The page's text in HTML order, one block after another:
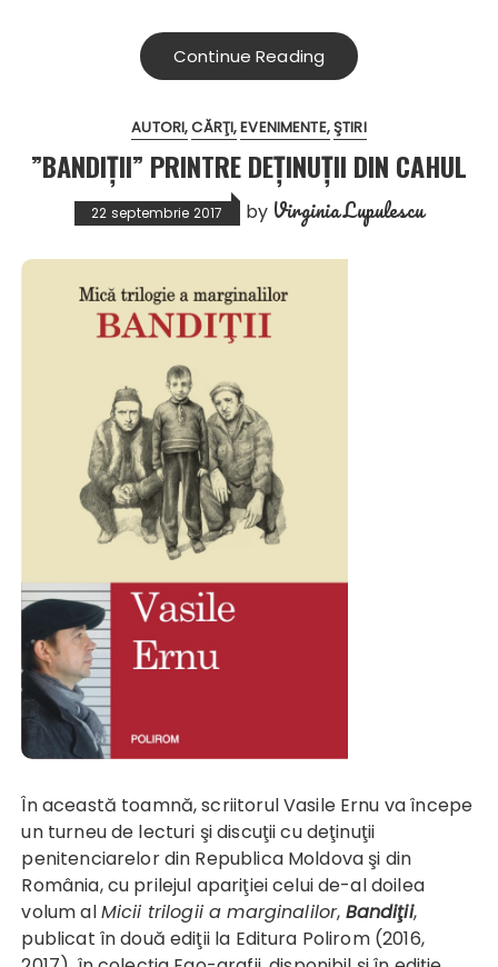
Continue Reading
AUTORI CĂRŢI EVENIMENTE ŞTIRI
”BANDIŢII” PRINTRE DEŢINUŢII DIN CAHUL
22 septembrie 2017 by Virginia Lupulescu
În această toamnă, scriitorul Vasile Ernu va începe
un turneu de lecturi şi discuţii cu deţinuţii
penitenciarelor din Republica Moldova şi din
România, cu prilejul apariţiei celui de-al doilea
volum alMicii trilogii a marginalilor, Bandiţii,
publicat în două ediţii la Editura Polirom (2016,